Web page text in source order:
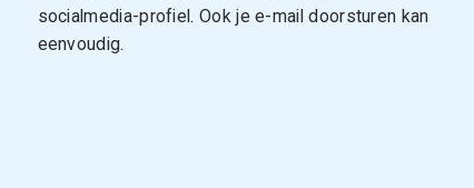
socialmedia-profiel. Ook je e-mail doorsturen kan
eenvoudig.